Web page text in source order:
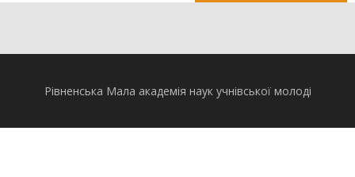
Рівненська Мала академія наук учнівської молоді